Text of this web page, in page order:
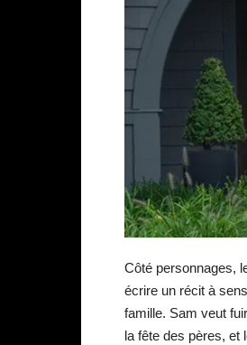
Côté personnages,
écrire un récit à
famille. Sam veut
la fête des pères, et